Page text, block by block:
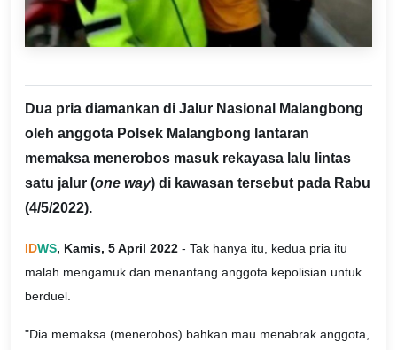
Dua pria diamankan di Jalur Nasional Malangbong
oleh anggota Polsek Malangbong lantaran
memaksa menerobos masuk rekayasa lalu lintas
satu jalur (one way) di kawasan tersebut pada Rabu
(4/5/2022).
IDWS, Kamis, 5 April 2022 - Tak hanya itu, kedua pria itu
malah mengamuk dan menantang anggota kepolisian untuk
berduel.
"Dia memaksa (menerobos) bahkan mau menabrak anggota,